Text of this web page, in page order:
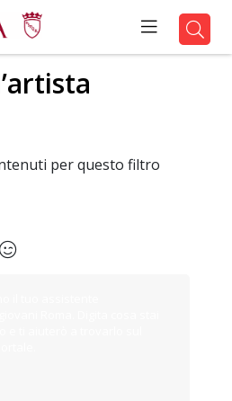
per questo filtro